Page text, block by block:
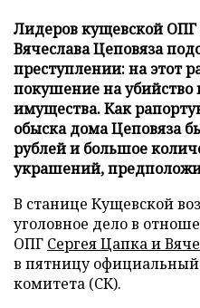
Лидеров кущевской ОПГ
Вячеслава Цеповяза
преступлении: на этот
покушение на
имущества. Как
обыска дома Цеповяза
рублей и большое
украшений,
В станице Кущевской
уголовное дело в
ОПГ Сергея Цапка и
в пятницу официальный
комитета (СК).